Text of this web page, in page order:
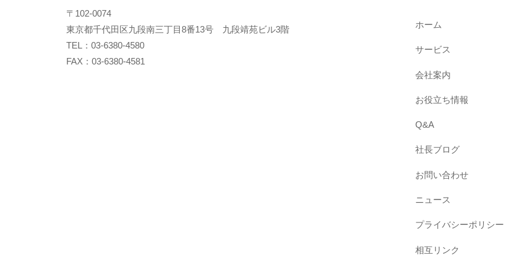
〒102-0074
東京都千代田区九段南三丁目8番13号 九段靖苑ビル3階
TEL：03-6380-4580
FAX：03-6380-4581
ホーム
サービス
会社案内
お役立ち情報
Q&A
社長ブログ
お問い合わせ
ニュース
プライバシーポリシー
相互リンク